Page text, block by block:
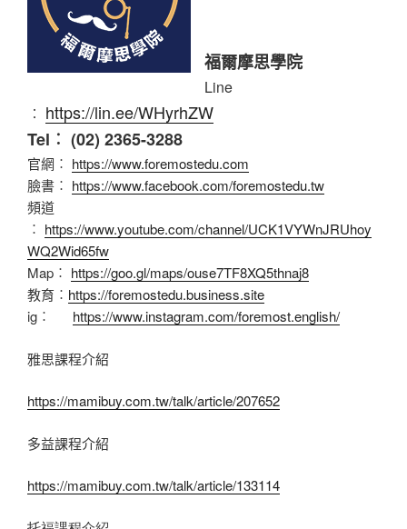
福爾摩思學院
Line
︰ https://lin.ee/WHyrhZW
Tel︰ (02) 2365-3288
官網︰ https://www.foremostedu.com
臉書︰ https://www.facebook.com/foremostedu.tw
頻道
︰ https://www.youtube.com/channel/UCK1VYWnJRUhoy
WQ2Wid65fw
Map︰ https://goo.gl/maps/ouse7TF8XQ5thnaj8
教育︰ https://foremostedu.business.site
ig︰ https://www.instagram.com/foremost.english/
雅思課程介紹
https://mamibuy.com.tw/talk/article/207652
多益課程介紹
https://mamibuy.com.tw/talk/article/133114